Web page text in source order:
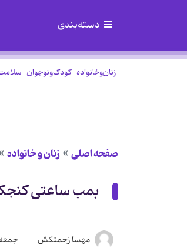
دسته‌بندی
زنان‌وخانواده کودک‌ونوجوان
صفحه اصلی زنان و خانواده
بمب ساعتی
مهسا زحمتکش جمعه ۱۸ اردیبهشت ۱۴۰۵ -